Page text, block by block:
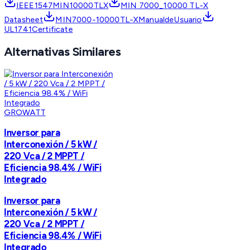
IEEE1547MIN10000TLX
MIN 7000_10000 TL-X
Datasheet
MIN7000-10000TL-XManualdeUsuario
UL1741Certificate
Alternativas Similares
GROWATT
Inversor para
Interconexión / 5 kW /
220 Vca / 2 MPPT /
Eficiencia 98.4% / WiFi
Integrado
Inversor para
Interconexión / 5 kW /
220 Vca / 2 MPPT /
Eficiencia 98.4% / WiFi
Integrado